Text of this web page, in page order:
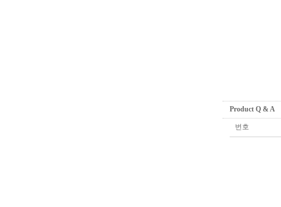
Product Q & A
번호